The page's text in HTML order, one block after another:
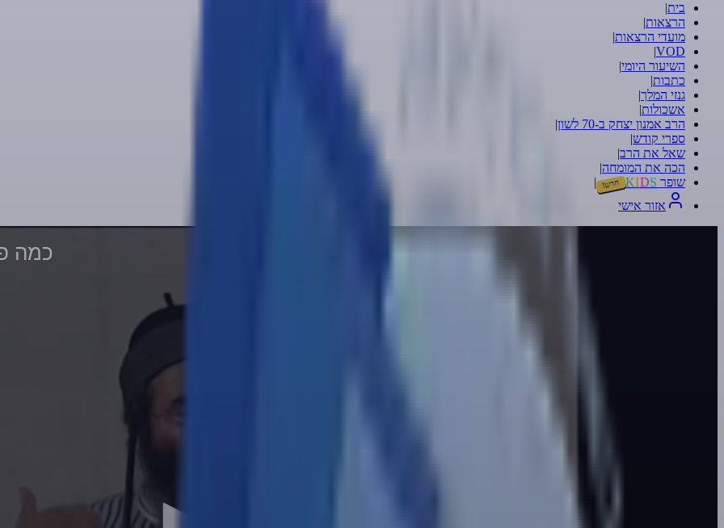
בית|
הרצאות|
מועדי הרצאות|
VOD
|
השיעור היומי|
כתבות|
גנזי המלך|
אשכולות|
הרב אמנון יצחק ב-70 לשון
|
ספרי קודש|
שאל את הרב|
הכה את המומחה|
שופר
KIDS חדש! |
אזור אישי
כמה